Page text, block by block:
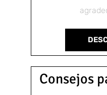
Consejos